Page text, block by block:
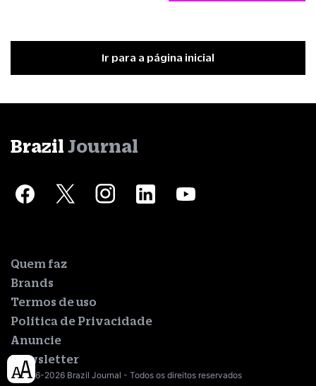
Ir para a página inicial
Brazil Journal
Quem faz
Brands
Termos de uso
Política de Privacidade
Anuncie
Newsletter
© 2016-2026 Brazil Journal - Todos os direitos reservados